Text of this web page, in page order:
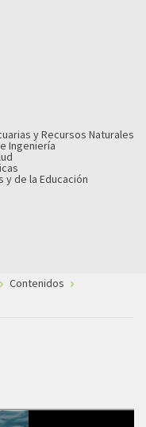
y Recursos Naturales
Ingeniería
y de la Educación
Contenidos